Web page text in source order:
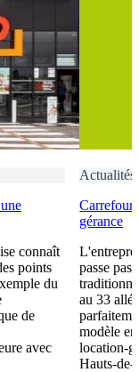
connaît
points
du
de
avec
Actualités
Carrefour
gérance
passe pas
au 33
modèle
location-
Hauts-de-